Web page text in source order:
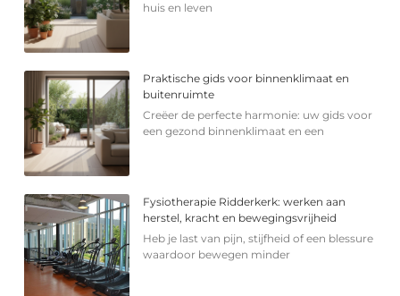
huis en leven
Praktische gids voor binnenklimaat en
buitenruimte
Creëer de perfecte harmonie: uw gids voor
een gezond binnenklimaat en een
Fysiotherapie Ridderkerk: werken aan
herstel, kracht en bewegingsvrijheid
Heb je last van pijn, stijfheid of een blessure
waardoor bewegen minder